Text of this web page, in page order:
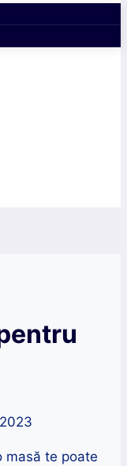
masă te poate